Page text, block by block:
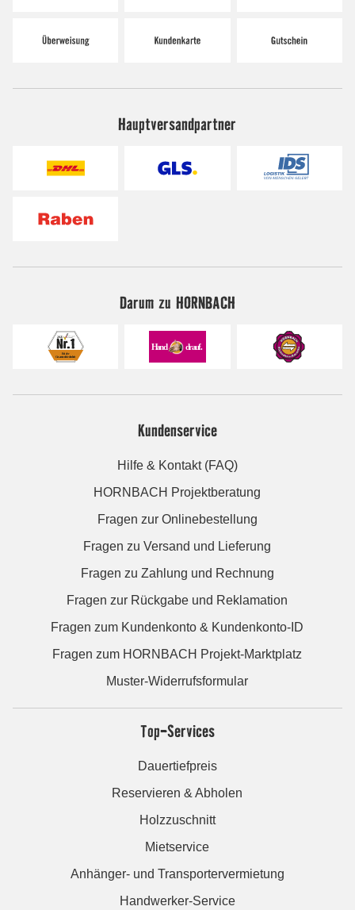
Hauptversandpartner
Darum zu HORNBACH
Kundenservice
Hilfe & Kontakt (FAQ)
HORNBACH Projektberatung
Fragen zur Onlinebestellung
Fragen zu Versand und Lieferung
Fragen zu Zahlung und Rechnung
Fragen zur Rückgabe und Reklamation
Fragen zum Kundenkonto & Kundenkonto-ID
Fragen zum HORNBACH Projekt-Marktplatz
Muster-Widerrufsformular
Top-Services
Dauertiefpreis
Reservieren & Abholen
Holzzuschnitt
Mietservice
Anhänger- und Transportervermietung
Handwerker-Service